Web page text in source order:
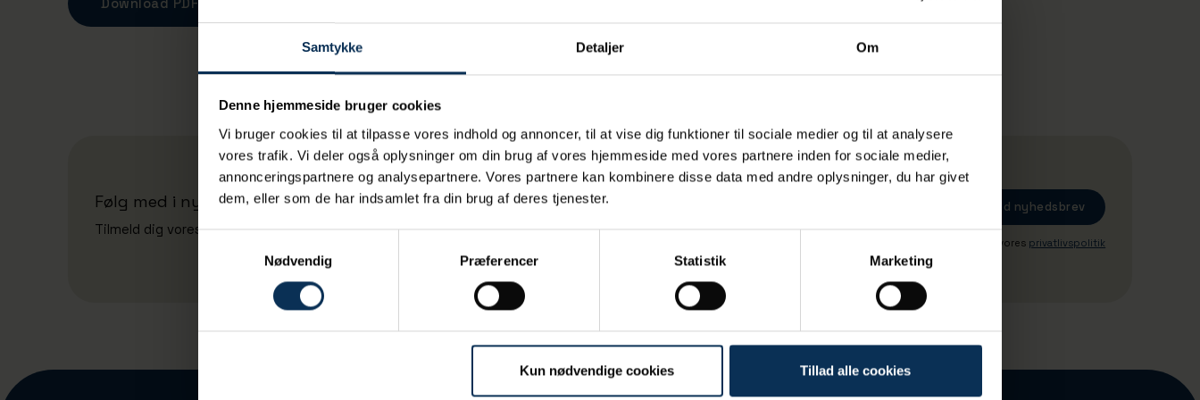
Samtykke Detaljer Om
Denne hjemmeside bruger cookies
Vi bruger cookies til at tilpasse vores indhold og annoncer, til at vise dig funktioner til sociale medier og til at analysere
vores trafik. Vi deler også oplysninger om din brug af vores hjemmeside med vores partnere inden for sociale medier,
annonceringspartnere og analysepartnere. Vores partnere kan kombinere disse data med andre oplysninger, du har givet
dem, eller som de har indsamlet fra din brug af deres tjenester.
Nødvendig
Præferencer Statistik Marketing
Kun nødvendige cookies Tillad alle cookies
Følg med i nyheder fra Aarhus Havn A/S
Tilmeld dig vores nyhedsbrev
Ved tilmeding accepterer du vores privatlivspolitik